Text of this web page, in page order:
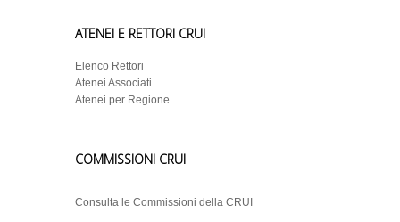
ATENEI E RETTORI CRUI
Elenco Rettori
Atenei Associati
Atenei per Regione
COMMISSIONI CRUI
Consulta le Commissioni della CRUI